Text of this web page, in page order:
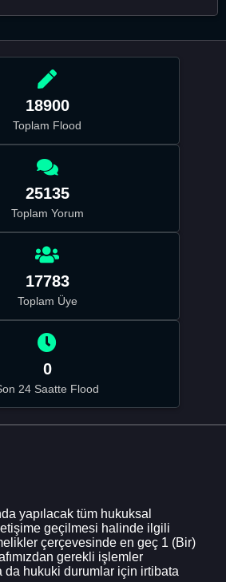
18900
Toplam Flood
25135
Toplam Yorum
17783
Toplam Üye
0
24 Saatte Flood
yapılacak tüm hukuksal
geçilmesi halinde ilgili
çerçevesinde en geç 1 (Bir)
gerekli işlemler
da hukuki durumlar için irtibata